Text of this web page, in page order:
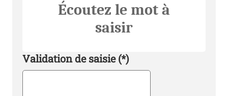
Écoutez le mot à
saisir
Validation de saisie (*)